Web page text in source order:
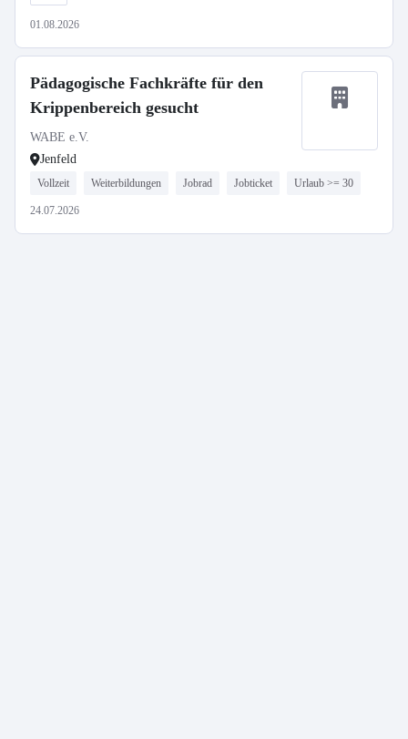
01.08.2026
Pädagogische Fachkräfte für den
Krippenbereich gesucht
WABE e.V.
Jenfeld
Vollzeit Weiterbildungen Jobrad Jobticket Urlaub >= 30
24.07.2026